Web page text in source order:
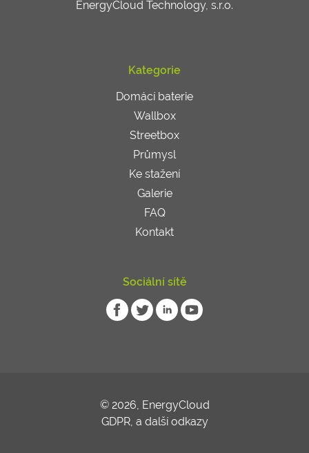
EnergyCloud Technology, s.r.o.
Kategorie
Domácí baterie
Wallbox
Streetbox
Průmysl
Ke stažení
Galerie
FAQ
Kontakt
Sociální sítě
© 2026, EnergyCloud
GDPR, a další odkazy